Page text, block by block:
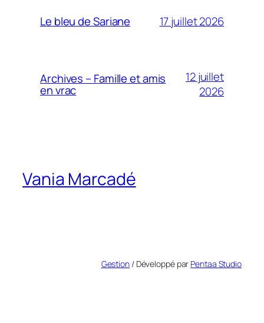
Le bleu de Sariane 17 juillet 2026
Archives – Famille et amis
en vrac
12 juillet
2026
Vania Marcadé
Gestion/ Développé par Pentaa Studio